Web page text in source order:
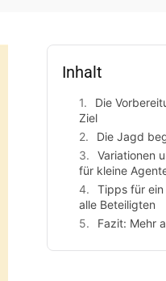
Inhalt
Die
Ziel
Die Jagd
Variationen
für kleine
Tipps für
alle Beteiligten
Fazit: Mehr